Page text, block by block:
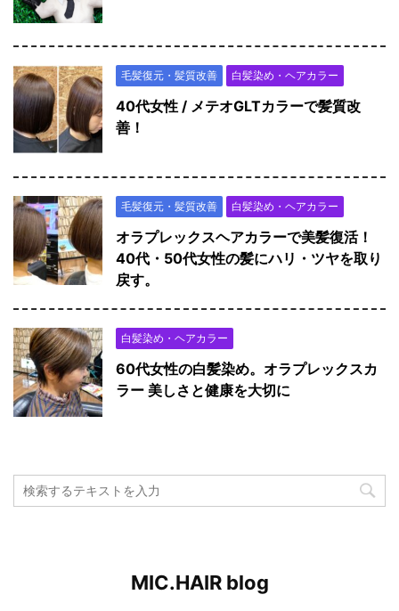
毛髪復元・髪質改善 白髪染め・ヘアカラー
40代女性 / メテオGLTカラーで髪質改
善！
毛髪復元・髪質改善 白髪染め・ヘアカラー
オラプレックスヘアカラーで美髪復活！
40代・50代女性の髪にハリ・ツヤを取り
戻す。
白髪染め・ヘアカラー
60代女性の白髪染め。オラプレックスカ
ラー 美しさと健康を大切に
MIC.HAIR blog